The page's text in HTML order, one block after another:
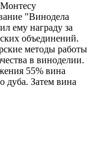
"Винодела
ему награду за
объединений.
методы работы
в виноделии.
55% вина
дуба. Затем вина